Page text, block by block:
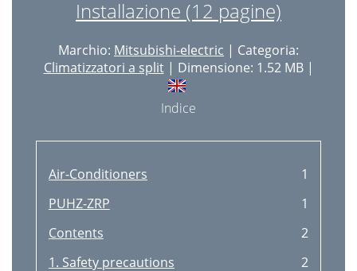
Installazione (12 pagine)
Marchio: Mitsubishi-electric | Categoria:
Climatizzatori a split| Dimensione: 1.52 MB |
Indice
Air-Conditioners
1
PUHZ-ZRP
1
Contents
2
1. Safety precautions
2